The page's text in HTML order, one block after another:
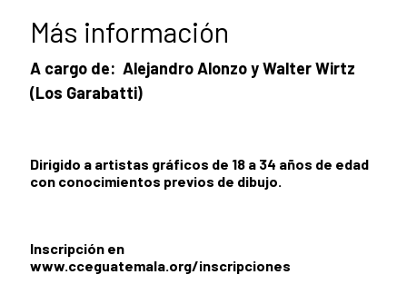
Más información
A cargo de: Alejandro Alonzo y Walter Wirtz
(Los Garabatti)
Dirigido a artistas gráficos de 18 a 34 años de edad
con conocimientos previos de dibujo.
Inscripción en
www.cceguatemala.org/inscripciones